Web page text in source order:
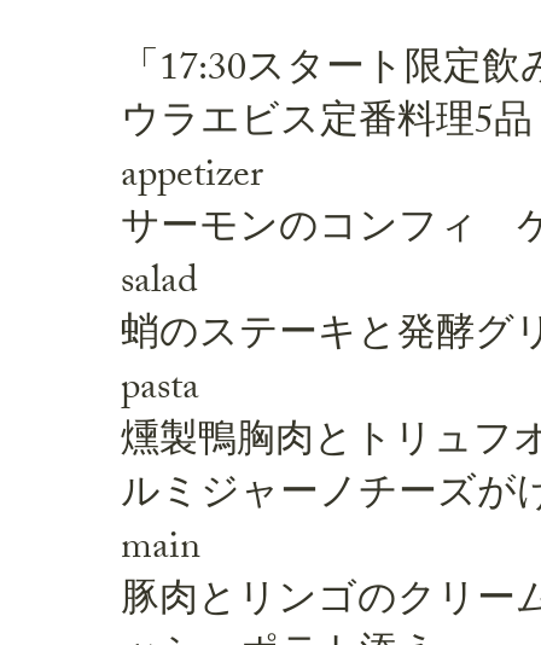
「17:30スタート限定
ウラエビス定番料理5
appetizer
サーモンのコンフィ
salad
蛸のステーキと発酵グ
pasta
燻製鴨胸肉とトリュ
ルミジャーノチーズが
main
豚肉とリンゴのクリ